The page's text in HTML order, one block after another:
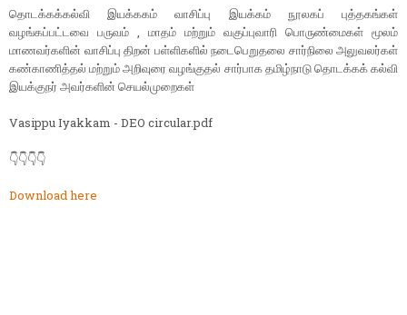
தொடக்கக்கல்வி இயக்ககம் வாசிப்பு இயக்கம் நூலகப் புத்தகங்கள்
வழங்கப்பட்டவை பருவம் , மாதம் மற்றும் வகுப்புவாரி பொருண்மைகள் மூலம்
மாணவர்களின் வாசிப்பு திறன் பள்ளிகளில் நடைபெறுதலை சார்நிலை அலுவலர்கள்
கண்காணித்தல் மற்றும் அறிவுரை வழங்குதல் சார்பாக தமிழ்நாடு தொடக்கக் கல்வி
இயக்குநர் அவர்களின் செயல்முறைகள்
Vasippu Iyakkam - DEO circular.pdf
👇👇👇👇
Download here